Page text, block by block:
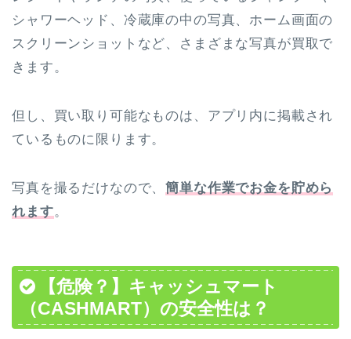
シャワーヘッド、冷蔵庫の中の写真、ホーム画面の
スクリーンショットなど、さまざまな写真が買取で
きます。
但し、買い取り可能なものは、アプリ内に掲載され
ているものに限ります。
写真を撮るだけなので、簡単な作業でお金を貯めら
れます。
【危険？】キャッシュマート
（CASHMART）の安全性は？